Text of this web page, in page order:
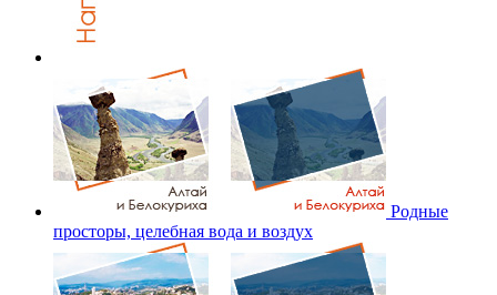
Родные
просторы, целебная вода и воздух